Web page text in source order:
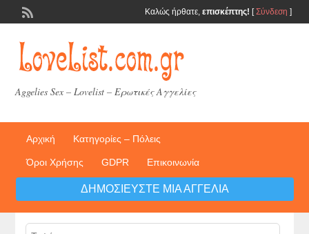
Καλώς ήρθατε, επισκέπτης! [Σύνδεση ]
Aggelies Sex – Lovelist – Ερωτικές Αγγελίες
Αρχική Κατηγορίες – Πόλεις
Όροι Χρήσης GDPR Επικοινωνία
ΔΗΜΟΣΙΕΎΣΤΕ ΜΙΑ ΑΓΓΕΛΊΑ